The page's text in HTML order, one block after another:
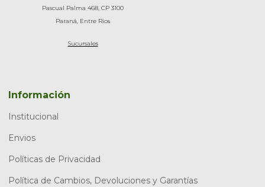
Pascual Palma 468, CP 3100
Paraná, Entre Rios
Sucursales
Información
Institucional
Envios
Políticas de Privacidad
Política de Cambios, Devoluciones y Garantías